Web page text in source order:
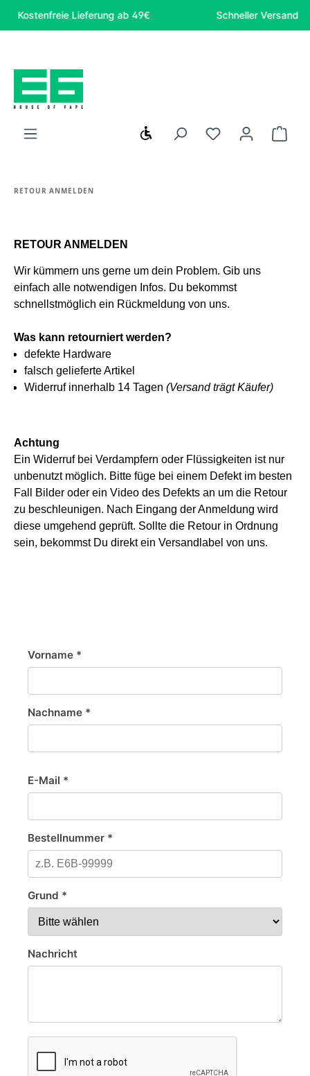
Zum Hauptinhalt springen
Lieferung ab 49€ Schneller Versand
Werkzeugleiste anzeigen
Du hast 0
RETOUR ANMELDEN
RETOUR ANMELDEN
Wir kümmern uns gerne um dein Problem. Gib uns
einfach alle notwendigen Infos. Du bekommst
schnellstmöglich ein Rückmeldung von uns.
Was kann retourniert werden?
defekte Hardware
falsch gelieferte Artikel
Widerruf innerhalb 14 Tagen (Versand trägt Käufer)
Achtung
Ein Widerruf bei Verdampfern oder Flüssigkeiten ist nur
unbenutzt möglich. Bitte füge bei einem Defekt im besten
Fall Bilder oder ein Video des Defekts an um die Retour
zu beschleunigen. Nach Eingang der Anmeldung wird
diese umgehend geprüft. Sollte die Retour in Ordnung
sein, bekommst Du direkt ein Versandlabel von uns.